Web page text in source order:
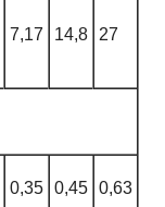
7,17 14,8 27
0,35 0,45 0,63